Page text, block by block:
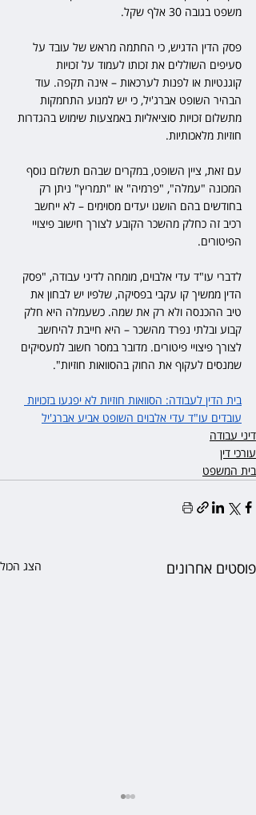
משפט בגובה 30 אלף שקל.
פסק הדין הדגיש, כי החתמה מראש של עובד על
סעיפים השוללים את זכותו לעמוד על זכויות
קוגנטיות או לפנות לערכאות – אינה תקפה. עוד
הבהיר השופט אברג'יל, כי יש למנוע התחמקות
מתשלום זכויות סוציאליות באמצעות שימוש בהגדרות
חוזיות מלאכותיות.
עם זאת, ציין השופט, במקרים שבהם תשלום נוסף
המכונה "עמלה", "פרמיה" או "תמריץ" ניתן רק
בחודשים בהם הושגו יעדים מסוימים – לא ייחשב
רכיב זה כחלק מהשכר הקובע לצורך חישוב פיצויי
הפיטורים.
לדברי עו"ד עדי אלבוים, מומחה לדיני עבודה, "פסק
הדין ממשיך קו עקבי בפסיקה, שלפיו יש לבחון את
טיב ההכנסה ולא רק את שמה. כשעמלה היא חלק
קבוע ובלתי נפרד מהשכר – היא חייבת להיחשב
לצורך פיצויי פיטורים. מדובר במסר חשוב למעסיקים
שמנסים לעקוף את החוק בהסוואות חוזיות".
בית הדין לעבודה: הסוואות חוזיות לא יפגעו בזכויות
עובדים עו"ד עדי אלבוים השופט אביע אברג'יל
דיני עבודה
עורכי דין
בית המשפט
פוסטים אחרונים הצג הכול